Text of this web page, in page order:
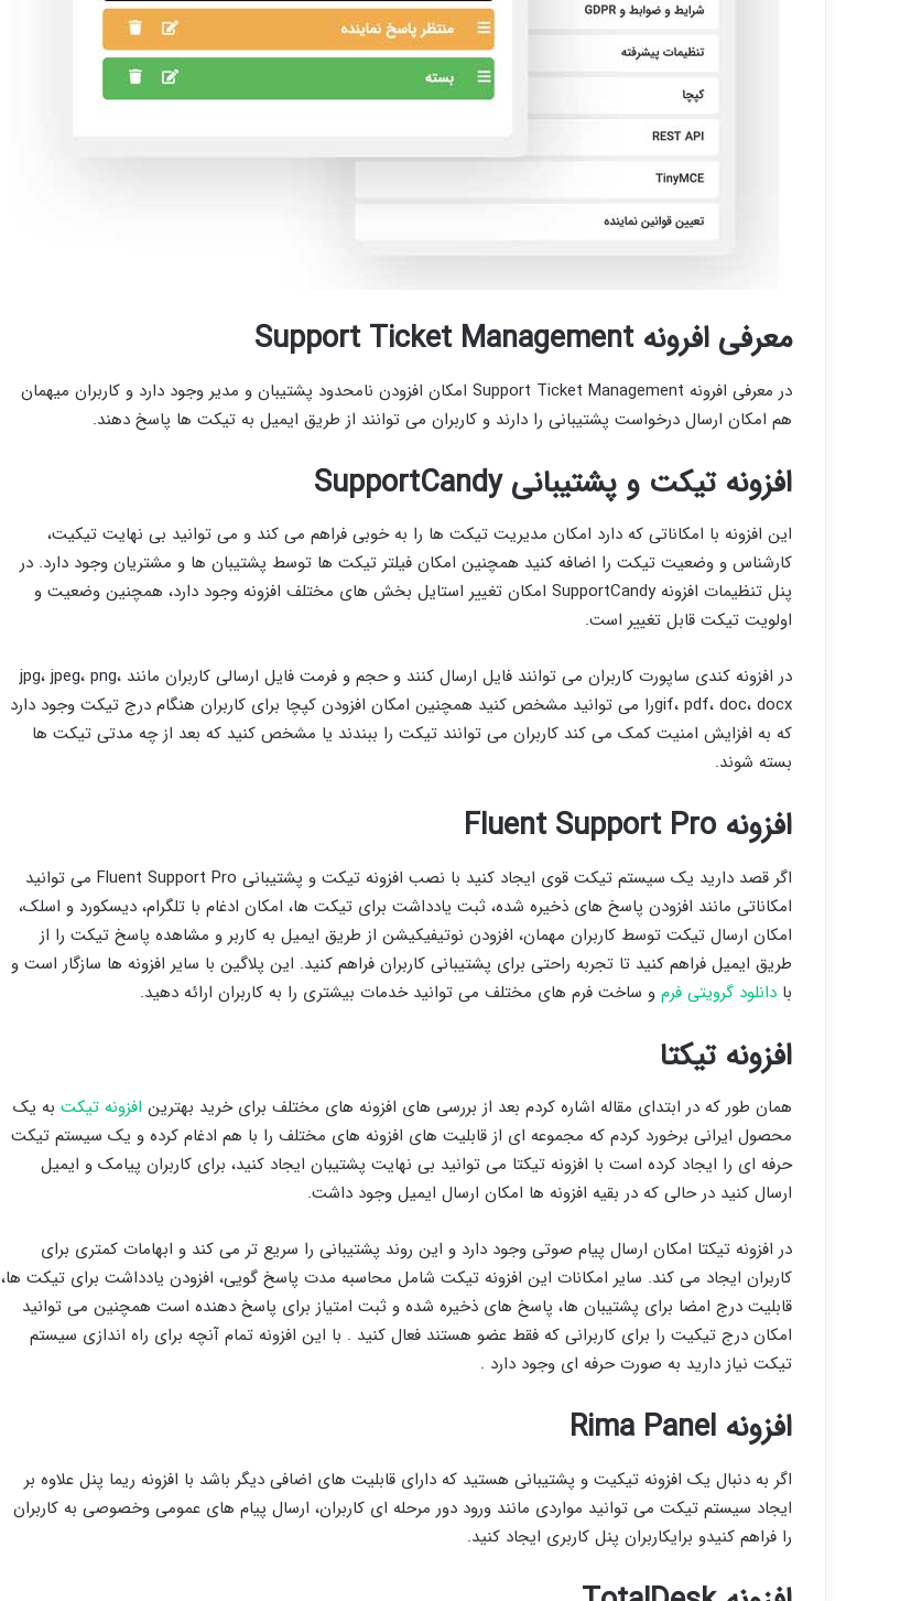
معرفی افرونه Support Ticket Management
در معرفی افرونه Support Ticket Management امکان افزودن نامحدود پشتیبان و مدیر وجود دارد و کاربران میهمان
هم امکان ارسال درخواست پشتیبانی را دارند و کاربران می توانند از طریق ایمیل به تیکت ها پاسخ دهند.
افزونه تیکت و پشتیبانی SupportCandy
این افزونه با امکاناتی که دارد امکان مدیریت تیکت ها را به خوبی فراهم می کند و می توانید بی نهایت تیکیت،
کارشناس و وضعیت تیکت را اضافه کنید همچنین امکان فیلتر تیکت ها توسط پشتیبان ها و مشتریان وجود دارد. در
پنل تنظیمات افزونه SupportCandy امکان تغییر استایل بخش های مختلف افزونه وجود دارد، همچنین وضعیت و
اولویت تیکت قابل تغییر است.
در افزونه کندی ساپورت کاربران می توانند فایل ارسال کنند و حجم و فرمت فایل ارسالی کاربران مانند jpg، jpeg، png،
gif، pdf، doc، docxرا می توانید مشخص کنید همچنین امکان افزودن کپچا برای کاربران هنگام درج تیکت وجود دارد
که به افزایش امنیت کمک می کند کاربران می توانند تیکت را ببندند یا مشخص کنید که بعد از چه مدتی تیکت ها
بسته شوند.
افزونه Fluent Support Pro
اگر قصد دارید یک سیستم تیکت قوی ایجاد کنید با نصب افزونه تیکت و پشتیبانی Fluent Support Pro می توانید
امکاناتی مانند افزودن پاسخ های ذخیره شده، ثبت یادداشت برای تیکت ها، امکان ادغام با تلگرام، دیسکورد و اسلک،
امکان ارسال تیکت توسط کاربران مهمان، افزودن نوتیفیکیشن از طریق ایمیل به کاربر و مشاهده پاسخ تیکت را از
طریق ایمیل فراهم کنید تا تجربه راحتی برای پشتیبانی کاربران فراهم کنید. این پلاگین با سایر افزونه ها سازگار است و
با دانلود گرویتی فرم و ساخت فرم های مختلف می توانید خدمات بیشتری را به کاربران ارائه دهید.
افزونه تیکتا
همان طور که در ابتدای مقاله اشاره کردم بعد از بررسی های افزونه های مختلف برای خرید بهترین افزونه تیکت به یک
محصول ایرانی برخورد کردم که مجموعه ای از قابلیت های افزونه های مختلف را با هم ادغام کرده و یک سیستم تیکت
حرفه ای را ایجاد کرده است با افزونه تیکتا می توانید بی نهایت پشتیبان ایجاد کنید، برای کاربران پیامک و ایمیل
ارسال کنید در حالی که در بقیه افزونه ها امکان ارسال ایمیل وجود داشت.
در افزونه تیکتا امکان ارسال پیام صوتی وجود دارد و این روند پشتیبانی را سریع تر می کند و ابهامات کمتری برای
کاربران ایجاد می کند. سایر امکانات این افزونه تیکت شامل محاسبه مدت پاسخ گویی، افزودن یادداشت برای تیکت ها،
قابلیت درج امضا برای پشتیبان ها، پاسخ های ذخیره شده و ثبت امتیاز برای پاسخ دهنده است همچنین می توانید
امکان درج تیکیت را برای کاربرانی که فقط عضو هستند فعال کنید . با این افزونه تمام آنچه برای راه اندازی سیستم
تیکت نیاز دارید به صورت حرفه ای وجود دارد .
افزونه Rima Panel
اگر به دنبال یک افزونه تیکیت و پشتیبانی هستید که دارای قابلیت های اضافی دیگر باشد با افزونه ریما پنل علاوه بر
ایجاد سیستم تیکت می توانید مواردی مانند ورود دور مرحله ای کاربران، ارسال پیام های عمومی وخصوصی به کاربران
را فراهم کنیدو برایکاربران پنل کاربری ایجاد کنید.